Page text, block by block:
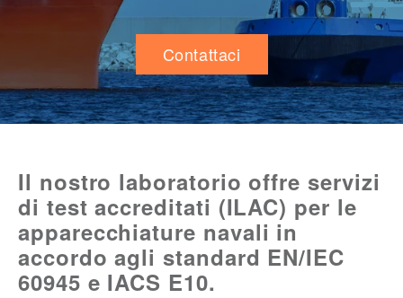
Contattaci
Il nostro laboratorio offre servizi
di test accreditati (ILAC) per le
apparecchiature navali in
accordo agli standard EN/IEC
60945 e IACS E10.